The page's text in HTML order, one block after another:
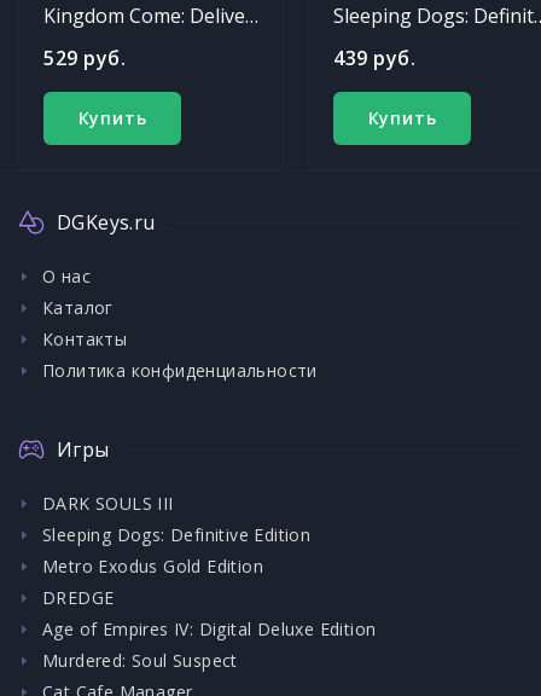
Kingdom Come: Deliverance
529 руб.
Купить
Sleeping
439 руб.
Купить
DGKeys.ru
О нас
Каталог
Контакты
Политика конфиденциальности
Игры
DARK SOULS III
Sleeping Dogs: Definitive Edition
Metro Exodus Gold Edition
DREDGE
Age of Empires IV: Digital Deluxe Edition
Murdered: Soul Suspect